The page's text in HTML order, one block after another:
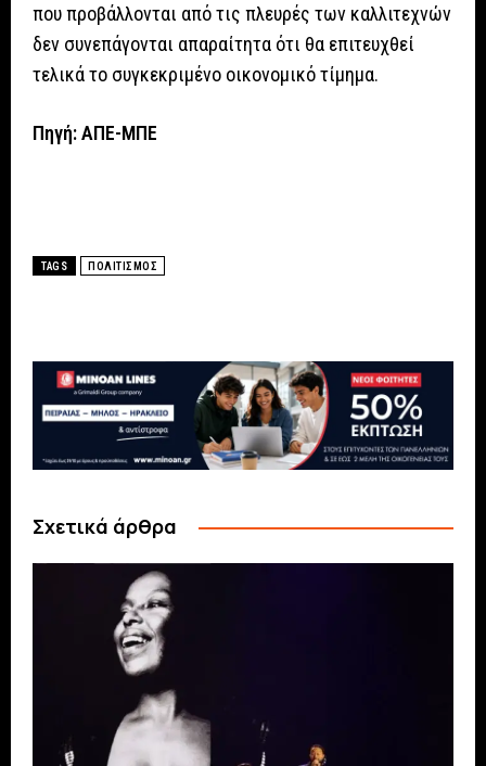
που προβάλλονται από τις πλευρές των καλλιτεχνών
δεν συνεπάγονται απαραίτητα ότι θα επιτευχθεί
τελικά το συγκεκριμένο οικονομικό τίμημα.
Πηγή: ΑΠΕ-ΜΠΕ
TAGS ΠΟΛΙΤΙΣΜΟΣ
Σχετικά άρθρα